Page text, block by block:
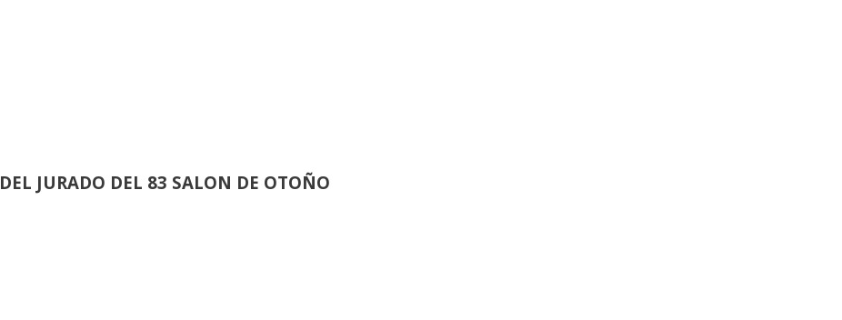
DEL JURADO DEL 83 SALON DE OTOÑO